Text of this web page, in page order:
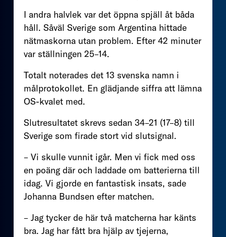
I andra halvlek var det öppna spjäll åt båda
håll. Såväl Sverige som Argentina hittade
nätmaskorna utan problem. Efter 42 minuter
var ställningen 25–14.
Totalt noterades det 13 svenska namn i
målprotokollet. En glädjande siffra att lämna
OS-kvalet med.
Slutresultatet skrevs sedan 34–21 (17–8) till
Sverige som firade stort vid slutsignal.
– Vi skulle vunnit igår. Men vi fick med oss
en poäng där och laddade om batterierna till
idag. Vi gjorde en fantastisk insats, sade
Johanna Bundsen efter matchen.
– Jag tycker de här två matcherna har känts
bra. Jag har fått bra hjälp av tjejerna,